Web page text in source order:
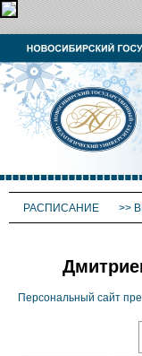
РАСПИСАНИЕ >>
Персональный сайт